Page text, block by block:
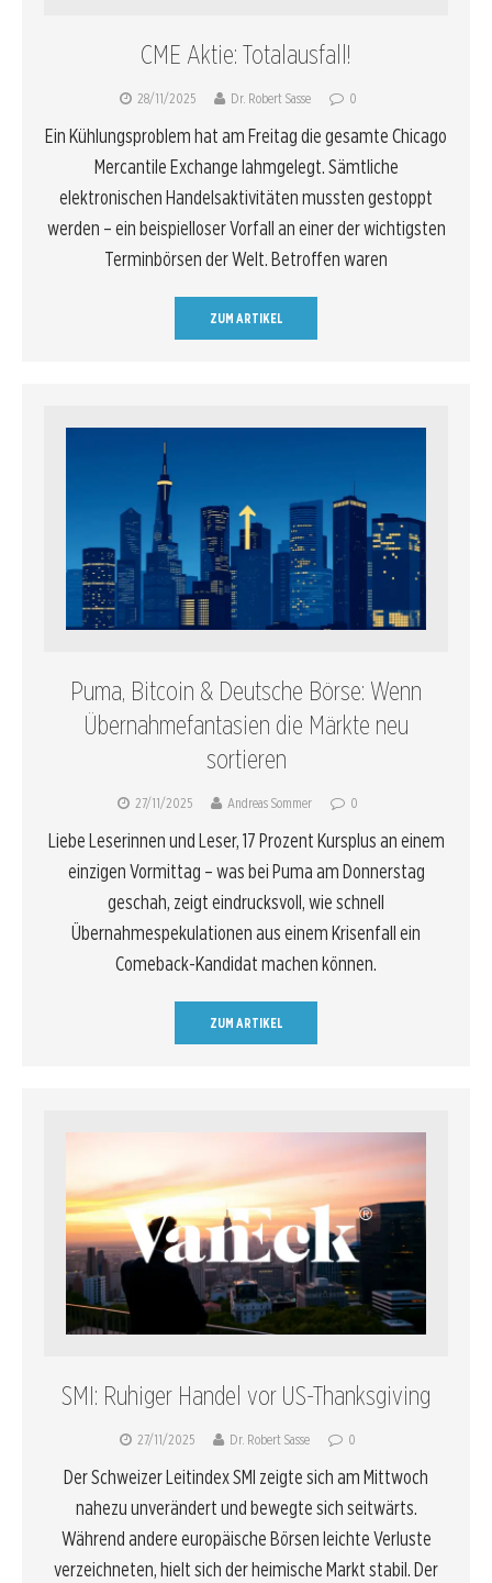
CME Aktie: Totalausfall!
28/11/2025 Dr. Robert Sasse 0
Ein Kühlungsproblem hat am Freitag die gesamte Chicago
Mercantile Exchange lahmgelegt. Sämtliche
elektronischen Handelsaktivitäten mussten gestoppt
werden – ein beispielloser Vorfall an einer der wichtigsten
Terminbörsen der Welt. Betroffen waren
ZUM ARTIKEL
Puma, Bitcoin & Deutsche Börse: Wenn
Übernahmefantasien die Märkte neu
sortieren
27/11/2025 Andreas Sommer 0
Liebe Leserinnen und Leser, 17 Prozent Kursplus an einem
einzigen Vormittag – was bei Puma am Donnerstag
geschah, zeigt eindrucksvoll, wie schnell
Übernahmespekulationen aus einem Krisenfall ein
Comeback-Kandidat machen können.
ZUM ARTIKEL
SMI: Ruhiger Handel vor US-Thanksgiving
27/11/2025 Dr. Robert Sasse 0
Der Schweizer Leitindex SMI zeigte sich am Mittwoch
nahezu unverändert und bewegte sich seitwärts.
Während andere europäische Börsen leichte Verluste
verzeichneten, hielt sich der heimische Markt stabil. Der